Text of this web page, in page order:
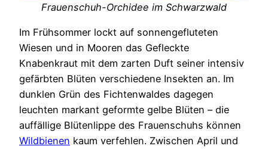
Frauenschuh-Orchidee im Schwarzwald
Im Frühsommer lockt auf sonnengefluteten
Wiesen und in Mooren das Gefleckte
Knabenkraut mit dem zarten Duft seiner intensiv
gefärbten Blüten verschiedene Insekten an. Im
dunklen Grün des Fichtenwaldes dagegen
leuchten markant geformte gelbe Blüten – die
auffällige Blütenlippe des Frauenschuhs können
Wildbienen kaum verfehlen. Zwischen April und